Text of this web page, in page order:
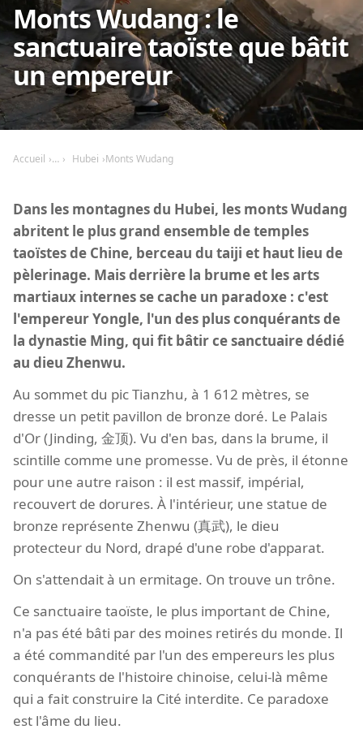
Monts Wudang : le
sanctuaire taoïste que bâtit
un empereur
Accueil Hubei Monts Wudang
Dans les montagnes du Hubei, les monts Wudang
abritent le plus grand ensemble de temples
taoïstes de Chine, berceau du taiji et haut lieu de
pèlerinage. Mais derrière la brume et les arts
martiaux internes se cache un paradoxe : c'est
l'empereur Yongle, l'un des plus conquérants de
la dynastie Ming, qui fit bâtir ce sanctuaire dédié
au dieu Zhenwu.
Au sommet du pic Tianzhu, à 1 612 mètres, se
dresse un petit pavillon de bronze doré. Le Palais
d'Or (Jinding, 金顶). Vu d'en bas, dans la brume, il
scintille comme une promesse. Vu de près, il étonne
pour une autre raison : il est massif, impérial,
recouvert de dorures. À l'intérieur, une statue de
bronze représente Zhenwu (真武), le dieu
protecteur du Nord, drapé d'une robe d'apparat.
On s'attendait à un ermitage. On trouve un trône.
Ce sanctuaire taoïste, le plus important de Chine,
n'a pas été bâti par des moines retirés du monde. Il
a été commandité par l'un des empereurs les plus
conquérants de l'histoire chinoise, celui-là même
qui a fait construire la Cité interdite. Ce paradoxe
est l'âme du lieu.